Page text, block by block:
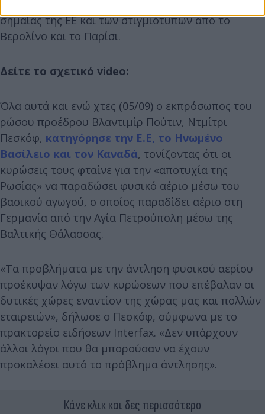
σημαίας της ΕΕ και των στιγμιότυπων από το
Βερολίνο και το Παρίσι.
Δείτε το σχετικό video:
Όλα αυτά και ενώ χτες (05/09) ο εκπρόσωπος του
ρώσου προέδρου Βλαντιμίρ Πούτιν, Ντμίτρι
Πεσκόφ, κατηγόρησε την Ε.Ε, το Ηνωμένο
Βασίλειο και τον Καναδά, τονίζοντας ότι οι
κυρώσεις τους φταίνε για την «αποτυχία της
Ρωσίας» να παραδώσει φυσικό αέριο μέσω του
βασικού αγωγού, ο οποίος παραδίδει αέριο στη
Γερμανία από την Αγία Πετρούπολη μέσω της
Βαλτικής Θάλασσας.
«Τα προβλήματα με την άντληση φυσικού αερίου
προέκυψαν λόγω των κυρώσεων που επέβαλαν οι
δυτικές χώρες εναντίον της χώρας μας και πολλών
εταιρειών», δήλωσε ο Πεσκόφ, σύμφωνα με το
πρακτορείο ειδήσεων Interfax. «Δεν υπάρχουν
άλλοι λόγοι που θα μπορούσαν να έχουν
προκαλέσει αυτό το πρόβλημα άντλησης».
Κάνε κλικ και δες περισσότερο